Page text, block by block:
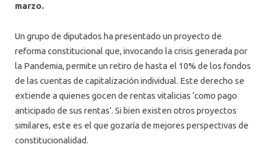
marzo.
Un grupo de diputados ha presentado un proyecto de
reforma constitucional que, invocando la crisis generada por
la Pandemia, permite un retiro de hasta el 10% de los fondos
de las cuentas de capitalización individual. Este derecho se
extiende a quienes gocen de rentas vitalicias ‘como pago
anticipado de sus rentas’. Si bien existen otros proyectos
similares, este es el que gozaría de mejores perspectivas de
constitucionalidad.